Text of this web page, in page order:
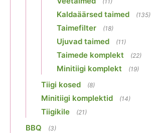
Kaldaäärsed taimed (135)
Taimefilter (18)
Ujuvad taimed (11)
Taimede komplekt (22)
Minitiigi komplekt (19)
Tiigi kosed (8)
Minitiigi komplektid (14)
Tiigikile (21)
BBQ (3)